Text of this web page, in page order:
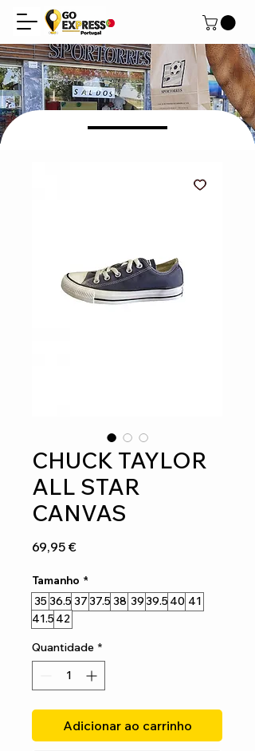
CHUCK TAYLOR
ALL STAR
CANVAS
69,95 €Preço
Tamanho *
3536.5 3737.5 38 3939.5 40 41
41.5 42
Quantidade *
Adicionar ao carrinho